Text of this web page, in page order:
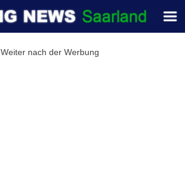
Weiter nach der Werbung